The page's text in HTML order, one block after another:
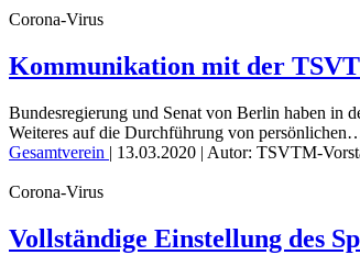
Corona-Virus
Kommunikation mit der
Bundesregierung und Senat von Berlin haben in
Weiteres auf die Durchführung von
Gesamtverein | 13.03.2020 | Autor: TSVTM-
Corona-Virus
Vollständige Einstellung des